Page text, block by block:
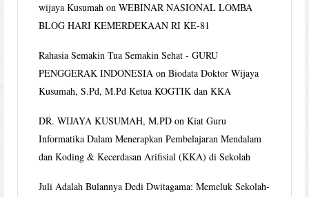
wijaya Kusumah onWEBINAR NASIONAL LOMBA
BLOG HARI KEMERDEKAAN RI KE-81
Rahasia Semakin Tua Semakin Sehat - GURU
PENGGERAK INDONESIA onBiodata Doktor Wijaya
Kusumah, S.Pd, M.Pd Ketua KOGTIK dan KKA
DR. WIJAYA KUSUMAH, M.PD onKiat Guru
Informatika Dalam Menerapkan Pembelajaran Mendalam
dan Koding & Kecerdasan Arifisial (KKA) di Sekolah
Juli Adalah Bulannya Dedi Dwitagama: Memeluk Sekolah-